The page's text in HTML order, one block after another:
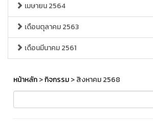
เมษายน 2564
เดือนตุลาคม 2563
เดือนมีนาคม 2561
หน้าหลัก>กิจกรรม> สิงหาคม 2568